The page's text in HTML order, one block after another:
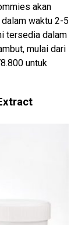
akan
waktu 2-5
tersedia dalam
mulai dari
untuk